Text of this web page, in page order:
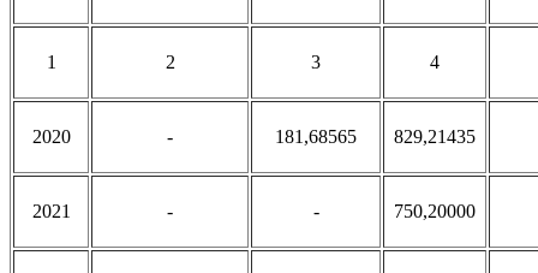
1 2 3 4
2020 - 181,68565 829,21435
2021 - - 750,20000